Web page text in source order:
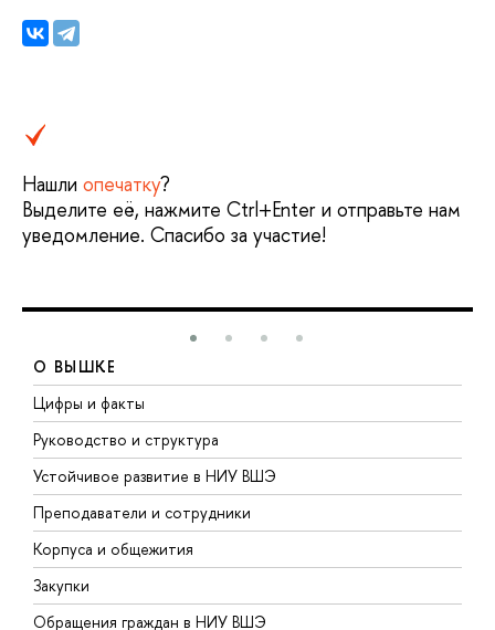
Нашли опечатку?
Выделите её, нажмите Ctrl+Enter и отправьте нам
уведомление. Спасибо за участие!
О ВЫШКЕ
Цифры и факты
Руководство и структура
Устойчивое развитие в НИУ ВШЭ
Преподаватели и сотрудники
Корпуса и общежития
Закупки
Обращения граждан в НИУ ВШЭ